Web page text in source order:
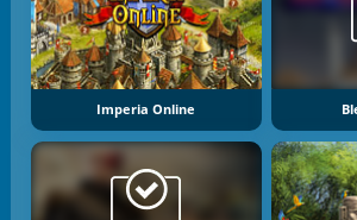
Imperia Online